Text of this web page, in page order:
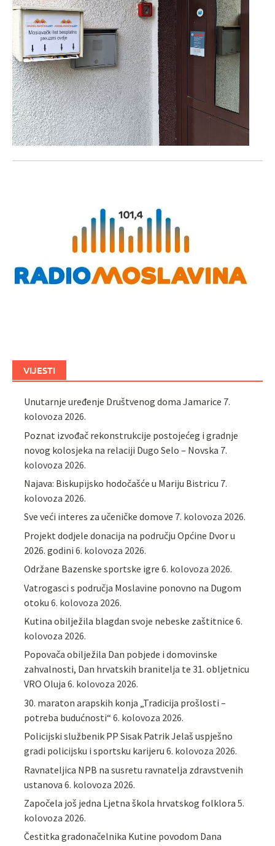
VIJESTI
Unutarnje uređenje Društvenog doma Jamarice 7.
kolovoza 2026.
Poznat izvođač rekonstrukcije postojećeg i gradnje
novog kolosjeka na relaciji Dugo Selo – Novska 7.
kolovoza 2026.
Najava: Biskupijsko hodočašće u Mariju Bistricu 7.
kolovoza 2026.
Sve veći interes za učeničke domove 7. kolovoza 2026.
Projekt dodjele donacija na području Općine Dvor u
2026. godini 6. kolovoza 2026.
Održane Bazenske sportske igre 6. kolovoza 2026.
Vatrogasci s područja Moslavine ponovno na Dugom
otoku 6. kolovoza 2026.
Kutina obilježila blagdan svoje nebeske zaštitnice 6.
kolovoza 2026.
Popovača obilježila Dan pobjede i domovinske
zahvalnosti, Dan hrvatskih branitelja te 31. obljetnicu
VRO Oluja 6. kolovoza 2026.
30. maraton arapskih konja „Tradicija prošlosti –
potreba budućnosti“ 6. kolovoza 2026.
Policijski službenik PP Sisak Patrik Jelaš uspješno
gradi policijsku i sportsku karijeru 6. kolovoza 2026.
Ravnateljica NPB na susretu ravnatelja zdravstvenih
ustanova 6. kolovoza 2026.
Započela još jedna Ljetna škola hrvatskog folklora 5.
kolovoza 2026.
Čestitka gradonačelnika Kutine povodom Dana